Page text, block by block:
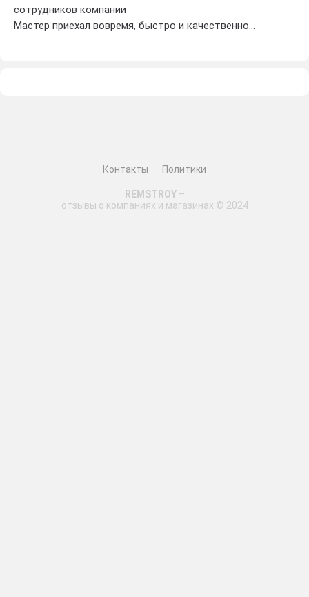
сотрудников компании
Мастер приехал вовремя, быстро и качественно
Контакты Политики
REMSTROY–
отзывы о компаниях и магазинах © 2024